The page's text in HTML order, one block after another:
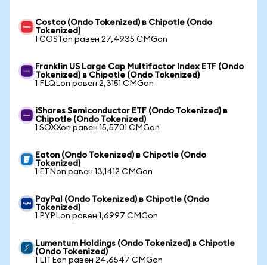
Costco (Ondo Tokenized) в Chipotle (Ondo
Tokenized)
1 COSTon равен 27,4935 CMGon
Franklin US Large Cap Multifactor Index ETF (Ondo
Tokenized) в Chipotle (Ondo Tokenized)
1 FLQLon равен 2,3151 CMGon
iShares Semiconductor ETF (Ondo Tokenized) в
Chipotle (Ondo Tokenized)
1 SOXXon равен 15,5701 CMGon
Eaton (Ondo Tokenized) в Chipotle (Ondo
Tokenized)
1 ETNon равен 13,1412 CMGon
PayPal (Ondo Tokenized) в Chipotle (Ondo
Tokenized)
1 PYPLon равен 1,6997 CMGon
Lumentum Holdings (Ondo Tokenized) в Chipotle
(Ondo Tokenized)
1 LITEon равен 24,6547 CMGon